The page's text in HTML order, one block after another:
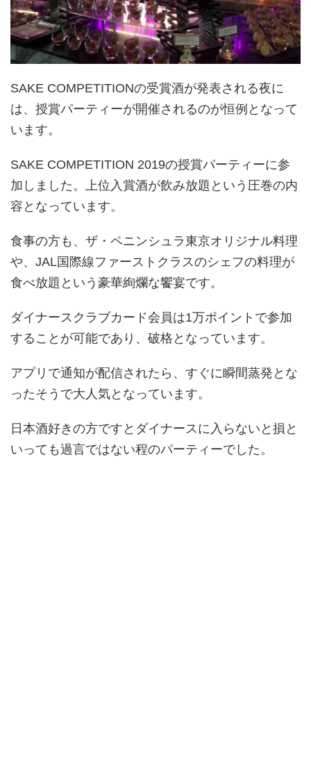
SAKE COMPETITIONの受賞酒が発表される夜に
は、授賞パーティーが開催されるのが恒例となって
います。
SAKE COMPETITION 2019の授賞パーティーに参
加しました。上位入賞酒が飲み放題という圧巻の内
容となっています。
食事の方も、ザ・ペニンシュラ東京オリジナル料理
や、JAL国際線ファーストクラスのシェフの料理が
食べ放題という豪華絢爛な饗宴です。
ダイナースクラブカード会員は1万ポイントで参加
することが可能であり、破格となっています。
アプリで通知が配信されたら、すぐに瞬間蒸発とな
ったそうで大人気となっています。
日本酒好きの方ですとダイナースに入らないと損と
いっても過言ではない程のパーティーでした。